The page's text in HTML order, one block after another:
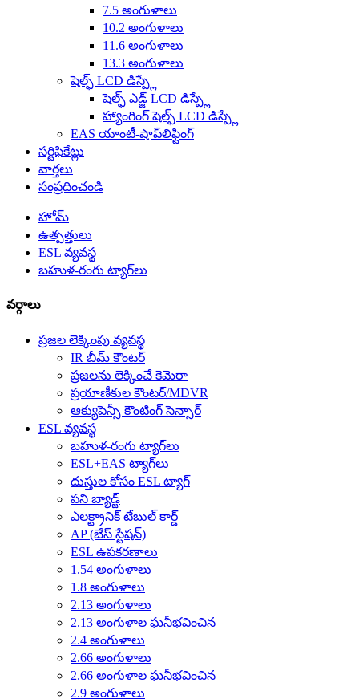
7.5 అంగుళాలు
10.2 అంగుళాలు
11.6 అంగుళాలు
13.3 అంగుళాలు
షెల్ఫ్ LCD డిస్ప్లే
షెల్ఫ్ ఎడ్జ్ LCD డిస్ప్లే
హ్యాంగింగ్ షెల్ఫ్ LCD డిస్ప్లే
EAS యాంటీ-షాప్‌లిఫ్టింగ్
సర్టిఫికేట్లు
వార్తలు
సంప్రదించండి
హోమ్
ఉత్పత్తులు
ESL వ్యవస్థ
బహుళ-రంగు ట్యాగ్‌లు
వర్గాలు
ప్రజల లెక్కింపు వ్యవస్థ
IR బీమ్ కౌంటర్
ప్రజలను లెక్కించే కెమెరా
ప్రయాణీకుల కౌంటర్/MDVR
ఆక్యుపెన్సీ కౌంటింగ్ సెన్సార్
ESL వ్యవస్థ
బహుళ-రంగు ట్యాగ్‌లు
ESL+EAS ట్యాగ్‌లు
దుస్తుల కోసం ESL ట్యాగ్
పని బ్యాడ్జ్
ఎలక్ట్రానిక్ టేబుల్ కార్డ్
AP (బేస్ స్టేషన్)
ESL ఉపకరణాలు
1.54 అంగుళాలు
1.8 అంగుళాలు
2.13 అంగుళాలు
2.13 అంగుళాల ఘనీభవించిన
2.4 అంగుళాలు
2.66 అంగుళాలు
2.66 అంగుళాల ఘనీభవించిన
2.9 అంగుళాలు